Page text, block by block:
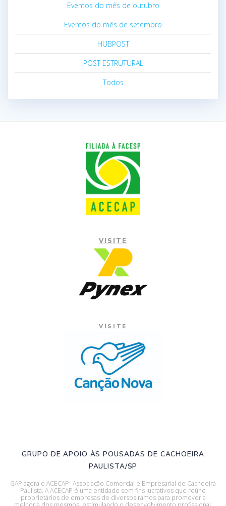
Eventos do mês de outubro
Eventos do mês de setembro
HUBPOST
POST ESTRUTURAL
Todos
GRUPO DE APOIO ÀS POUSADAS DE CACHOEIRA
PAULISTA/SP
GAP agora é ACECAP- Associação Comercial e Empresarial de Cachoeira
Paulista. A ACECAP é uma entidade sem fins lucrativos que reúne
proprietários de empresas de diversos ramos para promover a
VISITE
VISITE